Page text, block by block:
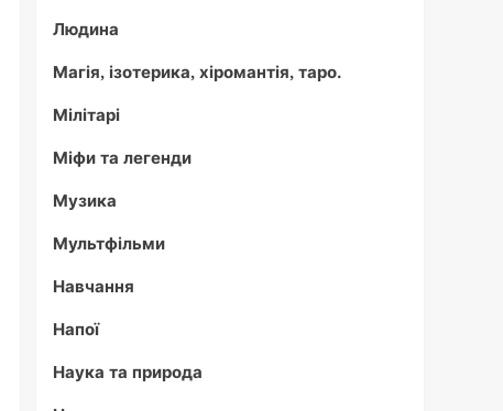
Людина
Магія, ізотерика, хіромантія, таро.
Мілітарі
Міфи та легенди
Музика
Мультфільми
Навчання
Напої
Наука та природа